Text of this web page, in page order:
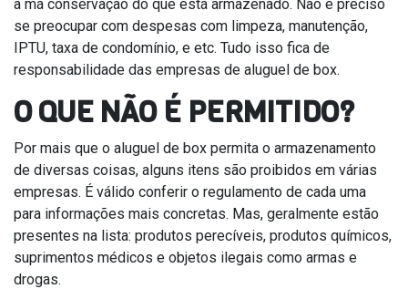
a má conservação do que está armazenado. Não é preciso
se preocupar com despesas com limpeza, manutenção,
IPTU, taxa de condomínio, e etc. Tudo isso fica de
responsabilidade das empresas de aluguel de box.
O QUE NÃO É PERMITIDO?
Por mais que o aluguel de box permita o armazenamento
de diversas coisas, alguns itens são proibidos em várias
empresas. É válido conferir o regulamento de cada uma
para informações mais concretas. Mas, geralmente estão
presentes na lista: produtos perecíveis, produtos químicos,
suprimentos médicos e objetos ilegais como armas e
drogas.